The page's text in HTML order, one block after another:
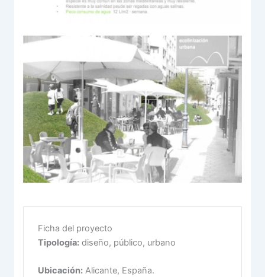
Ficha del proyecto
Tipología:diseño, público, urbano
Ubicación:Alicante, España.